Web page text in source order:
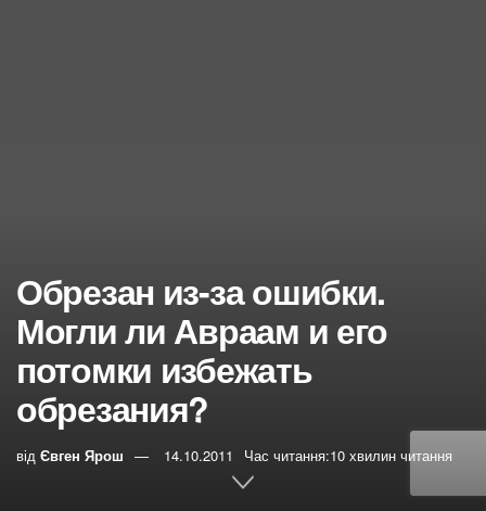
Обрезан из-за ошибки.
Могли ли Авраам и его
потомки избежать
обрезания?
від Євген Ярош 14.10.2011 Час читання:10 хвилин читання